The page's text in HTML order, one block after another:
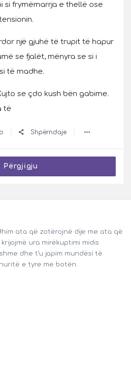
si frymëmarrja e thellë ose
një gjuhë të trupit të hapur
se fjalët, mënyra se si i
të madhe.
se çdo kush bën gabime.
të
Shpërndaje
Përgjigju
ata që zotërojnë dije me ata që
ura mirëkuptimi midis
dhe t’u japim mundësi të
e tyre me botën.